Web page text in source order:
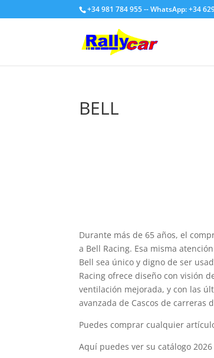
+34 981 784 955 -- WhatsApp: +34
BELL
Durante más de 65 años, el
a Bell Racing. Esa misma
Bell sea único y digno de ser
Racing ofrece diseño con visión
ventilación mejorada, y con las
avanzada de Cascos de carreras
Puedes comprar cualquier
Aquí puedes ver su catálogo